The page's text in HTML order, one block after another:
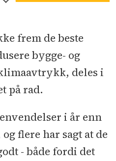
men er
for betalt
frem de beste
bygge- og
deles i
på rad.
i år enn
flere har sagt at de
- både fordi det